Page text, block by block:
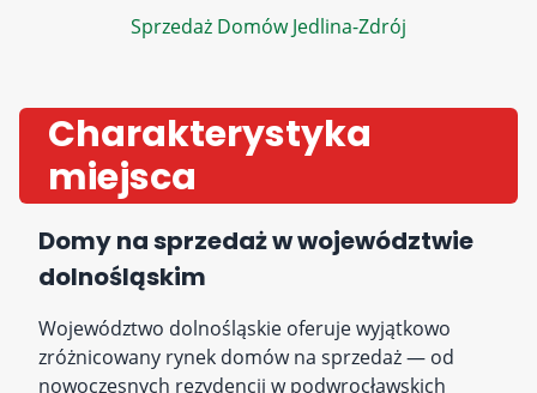
Sprzedaż Domów Jedlina-Zdrój
Charakterystyka
miejsca
Domy na sprzedaż w województwie
dolnośląskim
Województwo dolnośląskie oferuje wyjątkowo
zróżnicowany rynek domów na sprzedaż — od
nowoczesnych rezydencji w podwrocławskich